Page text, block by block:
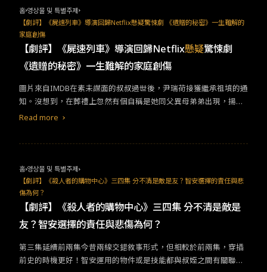
情節，雖可看到進灣全力拯救姪女，卻仍難以感受他們之間的深厚
情感。不過，少數幾場戲確實表現出進灣沉默內斂的愛。後半段，
故事拉回現在，以四個代碼交代叔姪二人與殺手之間的關係，也讓
人對於謎底更加期待。觀眾再度回到被殺手圍繞的緊繃之中，也見
過，「非」字饒富趣味，讓人不禁深入思考劇情的發展，猜測本劇
除了鑿開人性秘密外，是否也意味林夢之死可能非謀殺或是蓄意殺
人，或是暗示著人之死乃是集體刻意忽略、無視或是縱容犯罪行為
的結果。 犯罪懸疑劇《非殺人小說》改編自李桐豪同名小說，原先
的故事聚焦於一對張姓中年夫婦身上。但是，由柯貞年導演接手之
後將主角改成年輕情侶張澤東與邱苡路，並細寫更多關於公寓住戶
的故事，讓每位住戶都有更鮮明的形象。
홈 영상물 및 특별주제
【劇評】《屍速列車》導演回歸Netflix懸疑驚悚劇 《遺贈的秘密》一生難解的
家庭創傷
【劇評】《屍速列車》導演回歸Netflix懸疑驚悚劇
《遺贈的秘密》一生難解的家庭創傷
圖片來自IMDB在素未謀面的叔叔過世後，尹瑞荷接獲繼承祖墳的通
知。沒想到，在葬禮上忽然有個自稱是她同父異母弟弟出現，揚言
奪取祖墳繼承權。弟弟金英浩的行為反常，令她不禁感到不祥。伴
好！故事中，只要有人遭遇不測，就會出現符咒、神像及神壇，甚
至回溯尹瑞荷的記憶時，她父親如惡魔附體般瘋狂，讓人不禁懷疑
這一切案件都是某邪教操控導致。在
下，讓《遺贈的秘密》更加驚悚、恐怖、引人入勝！&nbsp;圖片來
自IMDB 這部片乍看是懸疑推理劇，實際上全劇都圍繞「家庭」與
「創傷」。祖墳隱喻家庭，繼承祖墳，猶如我們繼承父母的血緣。
家庭中的創傷、血液裡的缺陷，都將隨著血脈一再延續。一如劇中
的所有人，都因不同家庭問題而深陷痛苦之中，不斷地在自責或是
Read more
홈 영상물 및 특별주제
【劇評】《殺人者的購物中心》三四集 分不清是敵是友？智安選擇的責任與悲
傷為何？
【劇評】《殺人者的購物中心》三四集 分不清是敵是
友？智安選擇的責任與悲傷為何？
第三集延續前兩集今昔兩線交錯敘事形式，但相較於前兩集，穿插
前史的時機更好！智安運用的物件或是技能都與叔姪之間有關聯，